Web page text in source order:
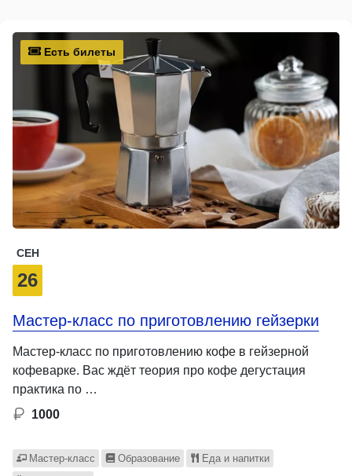
Есть билеты
СЕН
26
Мастер-класс по приготовлению гейзерки
Мастер-класс по приготовлению кофе в гейзерной
кофеварке. Вас ждёт теория про кофе дегустация
практика по …
1000
Мастер-класс Образование
Еда и напитки